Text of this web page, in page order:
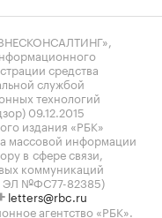
средства
службой
технологий
09.12.2015
издания «РБК»
массовой информации
в сфере связи,
коммуникаций
ЭЛ №ФС77-82385)
letters@rbc.ru
агентство «РБК».